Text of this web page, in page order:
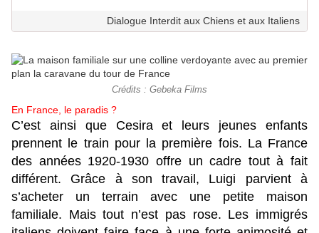
Dialogue Interdit aux Chiens et aux Italiens
Crédits : Gebeka Films
En France, le paradis ?
C’est ainsi que Cesira et leurs jeunes enfants
prennent le train pour la première fois. La France
des années 1920-1930 offre un cadre tout à fait
différent. Grâce à son travail, Luigi parvient à
s’acheter un terrain avec une petite maison
familiale. Mais tout n’est pas rose. Les immigrés